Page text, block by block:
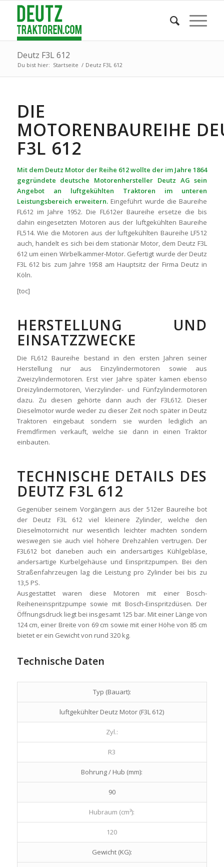
Deutz F3L 612
Du bist hier: Startseite / Deutz F3L 612
DIE
MOTORENBAUREIHE
F3L 612
Mit dem Deutz Motor der Reihe 612 wollte der im Jahre 1864
gegründete deutsche Motorenhersteller Deutz AG sein
Angebot an luftgekühlten Traktoren im unteren
Leistungsbereich erweitern.Eingeführt wurde die Baureihe
FL612 im Jahre 1952. Die FL612er Baureihe ersetze die bis
dahin eingesetzten Motoren aus der luftgekühlten Baureihe
FL514. Wie die Motoren aus der luftgekühlten Baureihe LF512
auch, handelt es sich bei dem stationär Motor, dem Deutz F3L
612 um einen Wirbelkammer-Motor. Gefertigt wurde der Deutz
F3L 612 bis zum Jahre 1958 am Hauptsitz der Firma Deutz in
Köln.
[toc]
HERSTELLUNG UND
EINSATZZWECKE
Die FL612 Baureihe bestand in den ersten Jahren seiner
Herstellung nur aus Einzylindermotoren sowie aus
Zweizylindermotoren. Erst vier Jahre später kamen ebenso
Dreizylindermotoren, Vierzylinder- und Fünfzylindermotoren
dazu. Zu diesen gehörte dann auch der F3L612. Dieser
Dieselmotor wurde weder zu dieser Zeit noch später in Deutz
Traktoren eingebaut sondern sie wurden lediglich an
Fremdfirmen verkauft, welche sie dann in einen Traktor
einbauten.
TECHNISCHE DETAILS DES
DEUTZ F3L 612
Gegenüber seinem Vorgängern aus der 512er Baureihe bot
der Deutz F3L 612 viel kleinere Zylinder, welche den
Dieselmotornicht nur wesentlich leichter machten sondern
weswegen sie auch viel höhere Drehzahlen vertrugen. Der
F3L612 bot daneben auch ein andersartiges Kühlgebläse,
andersartige Kurbelgehäuse und Einspritzpumpen. Bei den
Straßenfahrzeugen lag die Leistung pro Zylinder bei bis zu
13,5 PS.
Ausgestattet waren diese Motoren mit einer Bosch-
Reiheneinspritzpumpe sowie mit Bosch-Einspritzdüsen. Der
Öffnungsdruck liegt bei insgesamt 125 bar. Mit einer Länge von
124 cm, einer Breite von 69 cm sowie mit einer Höhe von 85 cm
bietet er ein Gewicht von rund 320 kg.
Technische Daten
Typ (Bauart):
luftgekühlter Deutz Motor (F3L 612)
Zyl.:
R3
Bohrung / Hub (mm):
90
Hubraum (cm³):
120
Gewicht (KG):